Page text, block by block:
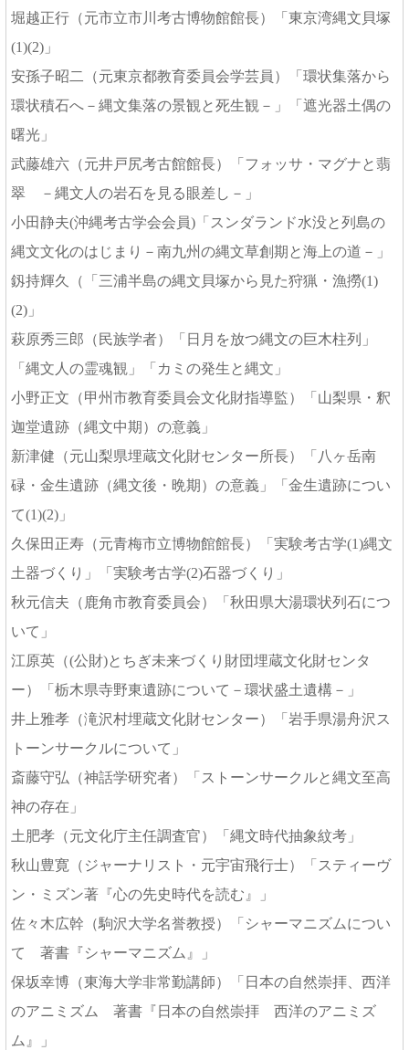
堀越正行（元市立市川考古博物館館長）「東京湾縄文貝塚
(1)(2)」
安孫子昭二（元東京都教育委員会学芸員）「環状集落から
環状積石へ－縄文集落の景観と死生観－」「遮光器土偶の
曙光」
武藤雄六（元井戸尻考古館館長）「フォッサ・マグナと翡
翠 －縄文人の岩石を見る眼差し－」
小田静夫(沖縄考古学会会員)「スンダランド水没と列島の
縄文文化のはじまり－南九州の縄文草創期と海上の道－」
釼持輝久（「三浦半島の縄文貝塚から見た狩猟・漁撈(1)
(2)」
萩原秀三郎（民族学者）「日月を放つ縄文の巨木柱列」
「縄文人の霊魂観」「カミの発生と縄文」
小野正文（甲州市教育委員会文化財指導監）「山梨県・釈
迦堂遺跡（縄文中期）の意義」
新津健（元山梨県埋蔵文化財センター所長）「八ヶ岳南
碌・金生遺跡（縄文後・晩期）の意義」「金生遺跡につい
て(1)(2)」
久保田正寿（元青梅市立博物館館長）「実験考古学(1)縄文
土器づくり」「実験考古学(2)石器づくり」
秋元信夫（鹿角市教育委員会）「秋田県大湯環状列石につ
いて」
江原英（(公財)とちぎ未来づくり財団埋蔵文化財センタ
ー）「栃木県寺野東遺跡について－環状盛土遺構－」
井上雅孝（滝沢村埋蔵文化財センター）「岩手県湯舟沢ス
トーンサークルについて」
斎藤守弘（神話学研究者）「ストーンサークルと縄文至高
神の存在」
土肥孝（元文化庁主任調査官）「縄文時代抽象紋考」
秋山豊寛（ジャーナリスト・元宇宙飛行士）「スティーヴ
ン・ミズン著『心の先史時代を読む』」
佐々木広幹（駒沢大学名誉教授）「シャーマニズムについ
て 著書『シャーマニズム』」
保坂幸博（東海大学非常勤講師）「日本の自然崇拝、西洋
のアニミズム 著書『日本の自然崇拝 西洋のアニミズ
ム』」